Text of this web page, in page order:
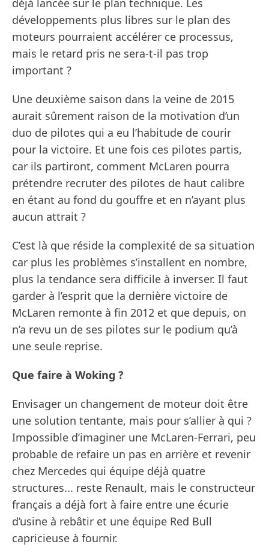
déjà lancée sur le plan technique. Les
développements plus libres sur le plan des
moteurs pourraient accélérer ce processus,
mais le retard pris ne sera-t-il pas trop
important ?
Une deuxième saison dans la veine de 2015
aurait sûrement raison de la motivation d’un
duo de pilotes qui a eu l’habitude de courir
pour la victoire. Et une fois ces pilotes partis,
car ils partiront, comment McLaren pourra
prétendre recruter des pilotes de haut calibre
en étant au fond du gouffre et en n’ayant plus
aucun attrait ?
C’est là que réside la complexité de sa situation
car plus les problèmes s’installent en nombre,
plus la tendance sera difficile à inverser. Il faut
garder à l’esprit que la dernière victoire de
McLaren remonte à fin 2012 et que depuis, on
n’a revu un de ses pilotes sur le podium qu’à
une seule reprise.
Que faire à Woking ?
Envisager un changement de moteur doit être
une solution tentante, mais pour s’allier à qui ?
Impossible d’imaginer une McLaren-Ferrari, peu
probable de refaire un pas en arrière et revenir
chez Mercedes qui équipe déjà quatre
structures... reste Renault, mais le constructeur
français a déjà fort à faire entre une écurie
d’usine à rebâtir et une équipe Red Bull
capricieuse à fournir.